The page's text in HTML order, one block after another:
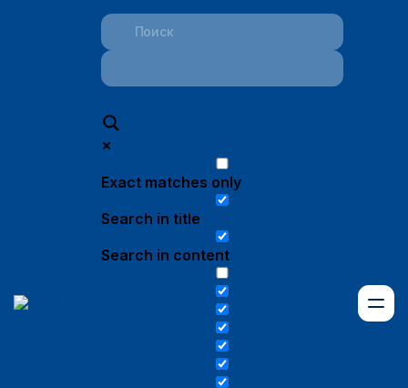
Exact matches only
Search in title
Search in content